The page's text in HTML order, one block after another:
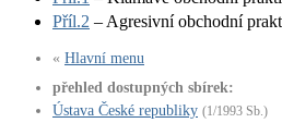
Příl.2 – Agresivní obchodní
« Hlavní menu
přehled dostupných sbírek:
Ústava České republiky (1/1993 Sb.)